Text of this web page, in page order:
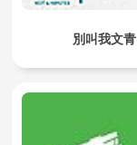
別叫我文青